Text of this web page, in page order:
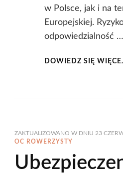
w Polsce, jak i na
Europejskiej.
odpowiedzialność …
DOWIEDZ SIĘ
ZAKTUALIZOWANO W DNIU 23
OC ROWERZYSTY